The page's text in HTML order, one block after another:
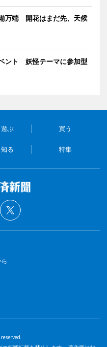
万端 開花はまだ先、天候
ント 妖怪テーマに参加型
ぶ 買う
る 特集